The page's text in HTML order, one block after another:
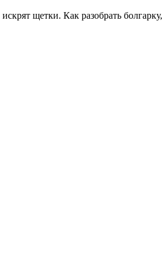
щетки. Как разобрать болгарку,